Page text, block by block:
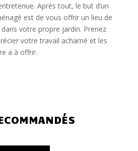
Après tout, le but d’un
est de vous offrir un lieu de
votre propre jardin. Prenez
votre travail acharné et les
a à offrir.